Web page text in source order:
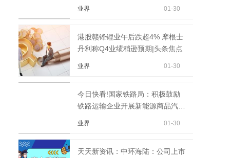
业界 01-30
港股赣锋锂业午后跌超4% 摩根士
丹利称Q4业绩稍逊预期|头条焦点
业界 01-30
今日快看!国家铁路局：积极鼓励
铁路运输企业开展新能源商品汽车
业界 01-30
天天新资讯：中环海陆：公司上市